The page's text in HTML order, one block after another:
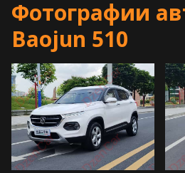
Фотографии
Baojun 510